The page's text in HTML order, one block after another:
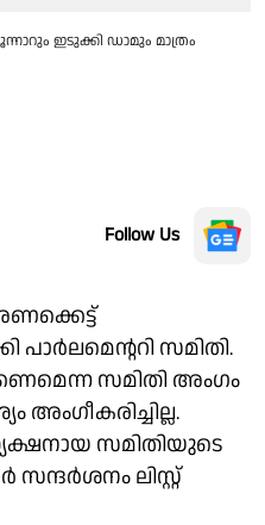
ഇടുക്കി ഡാമും മാത്രം
Follow Us
പാർലമെൻ്ററി സമിതി.
സമിതി അംഗം
സമിതിയുടെ
സന്ദർശനം ലിസ്റ്റ്